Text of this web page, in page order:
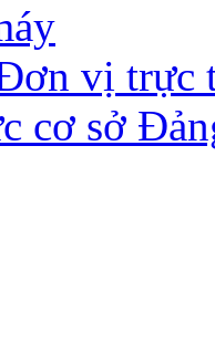
vị trực
cơ sở